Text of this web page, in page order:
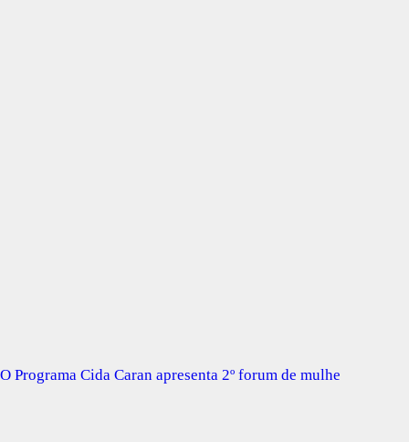
O Programa Cida Caran apresenta 2º forum de mulhe